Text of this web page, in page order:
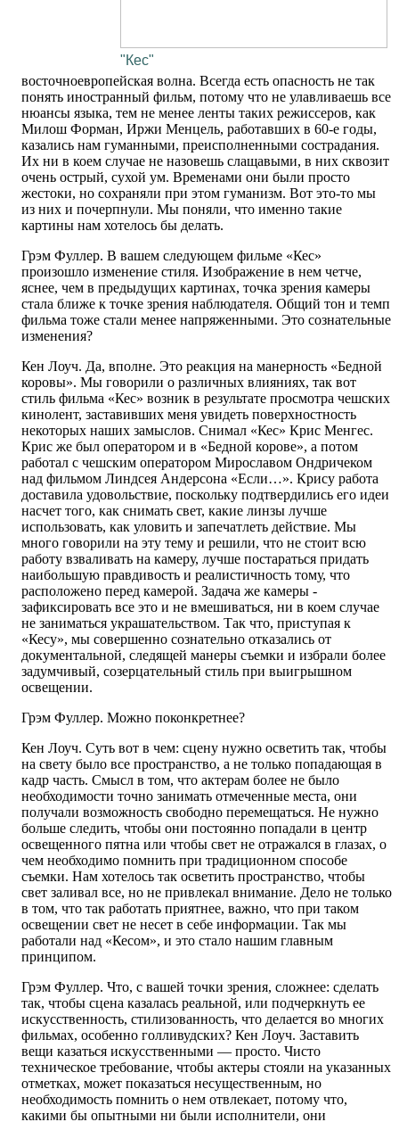
"Кес"
восточноевропейская волна. Всегда есть опасность не так
понять иностранный фильм, потому что не улавливаешь все
нюансы языка, тем не менее ленты таких режиссеров, как
Милош Форман, Иржи Менцель, работавших в 60-е годы,
казались нам гуманными, преисполненными сострадания.
Их ни в коем случае не назовешь слащавыми, в них сквозит
очень острый, сухой ум. Временами они были просто
жестоки, но сохраняли при этом гуманизм. Вот это-то мы
из них и почерпнули. Мы поняли, что именно такие
картины нам хотелось бы делать.
Грэм Фуллер. В вашем следующем фильме «Кес»
произошло изменение стиля. Изображение в нем четче,
яснее, чем в предыдущих картинах, точка зрения камеры
стала ближе к точке зрения наблюдателя. Общий тон и темп
фильма тоже стали менее напряженными. Это сознательные
изменения?
Кен Лоуч. Да, вполне. Это реакция на манерность «Бедной
коровы». Мы говорили о различных влияниях, так вот
стиль фильма «Кес» возник в результате просмотра чешских
кинолент, заставивших меня увидеть поверхностность
некоторых наших замыслов. Снимал «Кес» Крис Менгес.
Крис же был оператором и в «Бедной корове», а потом
работал с чешским оператором Мирославом Ондричеком
над фильмом Линдсея Андерсона «Если…». Крису работа
доставила удовольствие, поскольку подтвердились его идеи
насчет того, как снимать свет, какие линзы лучше
использовать, как уловить и запечатлеть действие. Мы
много говорили на эту тему и решили, что не стоит всю
работу взваливать на камеру, лучше постараться придать
наибольшую правдивость и реалистичность тому, что
расположено перед камерой. Задача же камеры -
зафиксировать все это и не вмешиваться, ни в коем случае
не заниматься украшательством. Так что, приступая к
«Кесу», мы совершенно сознательно отказались от
документальной, следящей манеры съемки и избрали более
задумчивый, созерцательный стиль при выигрышном
освещении.
Грэм Фуллер. Можно поконкретнее?
Кен Лоуч. Суть вот в чем: сцену нужно осветить так, чтобы
на свету было все пространство, а не только попадающая в
кадр часть. Смысл в том, что актерам более не было
необходимости точно занимать отмеченные места, они
получали возможность свободно перемещаться. Не нужно
больше следить, чтобы они постоянно попадали в центр
освещенного пятна или чтобы свет не отражался в глазах, о
чем необходимо помнить при традиционном способе
съемки. Нам хотелось так осветить пространство, чтобы
свет заливал все, но не привлекал внимание. Дело не только
в том, что так работать приятнее, важно, что при таком
освещении свет не несет в себе информации. Так мы
работали над «Кесом», и это стало нашим главным
принципом.
Грэм Фуллер. Что, с вашей точки зрения, сложнее: сделать
так, чтобы сцена казалась реальной, или подчеркнуть ее
искусственность, стилизованность, что делается во многих
фильмах, особенно голливудских? Кен Лоуч. Заставить
вещи казаться искусственными — просто. Чисто
техническое требование, чтобы актеры стояли на указанных
отметках, может показаться несущественным, но
необходимость помнить о нем отвлекает, потому что,
какими бы опытными ни были исполнители, они